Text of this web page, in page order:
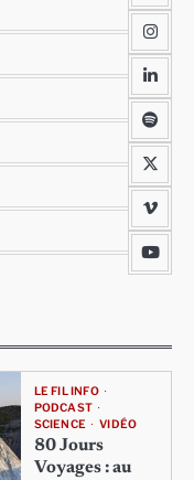
LE FIL INFO
PODCAST
SCIENCE
VIDÉO
80 Jours
Voyages : au